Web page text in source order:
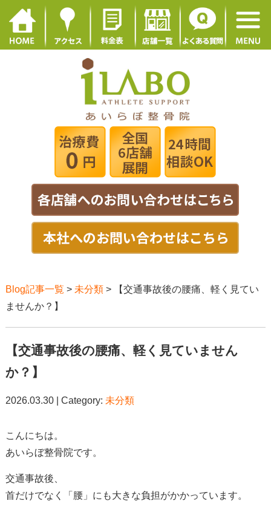
Blog記事一覧 > 未分類> 【交通事故後の腰痛、軽く見てい
ませんか？】
【交通事故後の腰痛、軽く見ていません
か？】
2026.03.30 | Category: 未分類
こんにちは。
あいらぼ整骨院です。
交通事故後、
首だけでなく「腰」にも大きな負担がかかっています。